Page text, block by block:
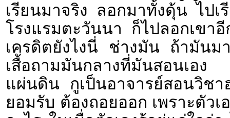
เรียนมาจริง ลอกมาทั้งดุ้น ไป
โรงแรมตะวันนา ก็ไปลอกเขา
เครดิตยังไงนี่ ช่างมัน ถ้ามันม
เสื้อถามมันกลางที่มันสอนเอ
แผ่นดิน กูเป็นอาจารย์สอนวิช
ยอมรับ ต้องถอยออก เพราะตัว